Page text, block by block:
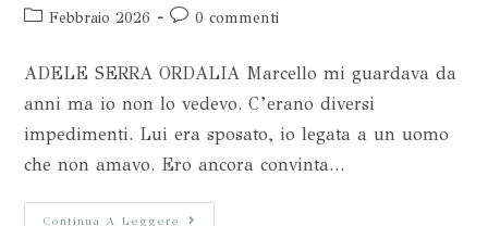
Febbraio 2026
0 commenti
ADELE SERRA ORDALIA Marcello mi guardava da
anni ma io non lo vedevo. C’erano diversi
impedimenti. Lui era sposato, io legata a un uomo
che non amavo. Ero ancora convinta…
Continua A Leggere